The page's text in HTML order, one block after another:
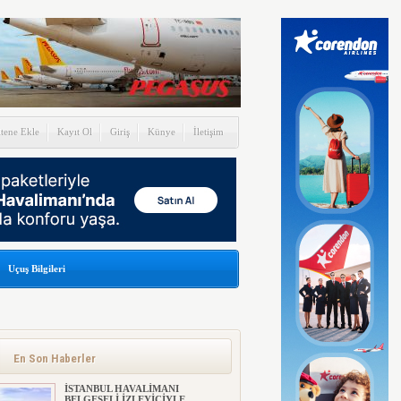
Ekle Kayıt Ol Giriş Künye İletişim
Uçuş Bilgileri
En Son Haberler
İSTANBUL HAVALİMANI